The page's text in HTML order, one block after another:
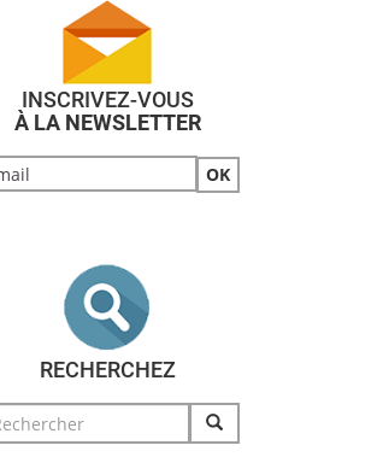
INSCRIVEZ-VOUS
À LA NEWSLETTER
RECHERCHEZ
Search
for: